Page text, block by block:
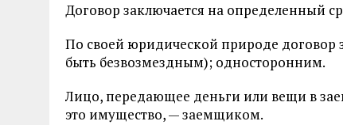
Договор заключается на определенный
По своей юридической природе
быть безвозмездным); односторонним.
Лицо, передающее деньги или вещи в
это имущество, — заемщиком.